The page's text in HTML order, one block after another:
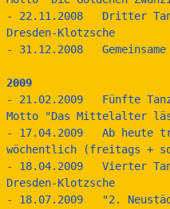
- 22.11.2008   Dritter
Dresden-Klotzsche
- 31.12.2008
2009
- 21.02.2009   Fünfte
Motto "Das Mittelalter
- 17.04.2009   Ab heute
wöchentlich (freitags +
- 18.04.2009   Vierter
Dresden-Klotzsche
- 18.07.2009   "2.